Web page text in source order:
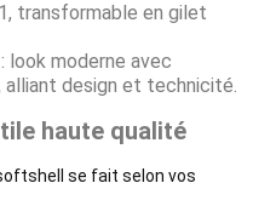
transformable en gilet
moderne avec
design et technicité.
haute qualité
se fait selon vos